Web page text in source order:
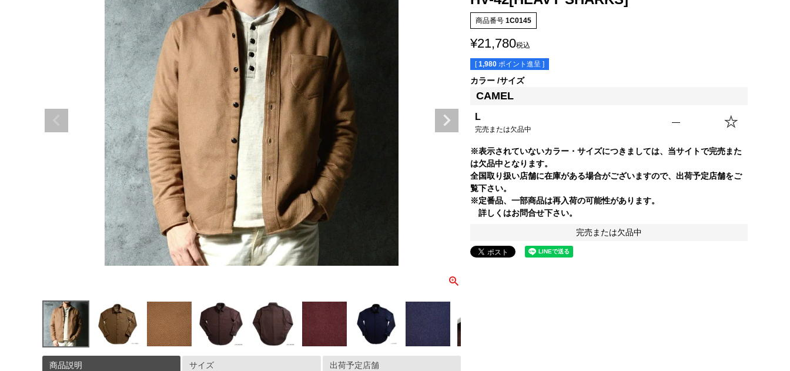
商品説明
サイズ
出荷予定店舗
商品番号 1C0145
¥21,780税込
[ 1,980 ポイント進呈 ]
カラー サイズ
CAMEL
L
完売または欠品中
—
※表示されていないカラー・サイズにつきましては、当サイトで完売また
は欠品中となります。
全国取り扱い店舗に在庫がある場合がございますので、出荷予定店舗をご
覧下さい。
※定番品、一部商品は再入荷の可能性があります。
詳しくはお問合せ下さい。
完売または欠品中